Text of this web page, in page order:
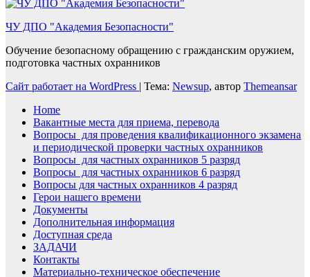
ЧУ ДПО "Академия Безопасности"
Обучение безопасному обращению с гражданским оружием,
подготовка частных охранников
Сайт работает на WordPress | Тема: Newsup, автор Themeansar
Home
Вакантные места для приема, перевода
Вопросы для проведения квалификационного экзамена
и периодической проверки частных охранников
Вопросы для частных охранников 5 разряд
Вопросы для частных охранников 6 разряд
Вопросы для частных охранников 4 разряд
Герои нашего времени
Документы
Дополнительная информация
Доступная среда
ЗАДАЧИ
Контакты
Материально-техническое обеспечение